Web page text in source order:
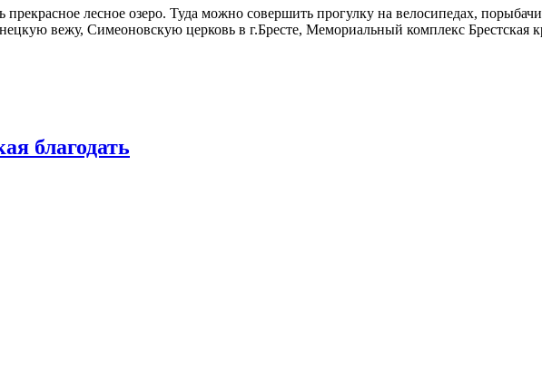
лесное озеро. Туда можно совершить прогулку на велосипедах,
вежу, Симеоновскую церковь в г.Бресте, Мемориальный комплекс Брестская
благодать